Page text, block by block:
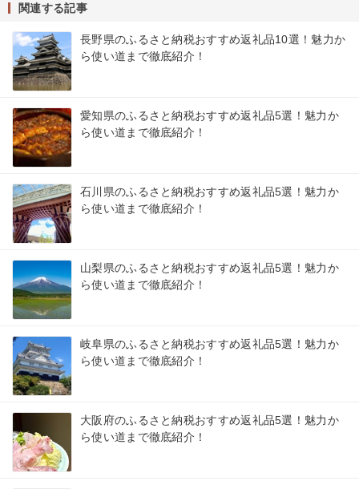
関連する記事
長野県のふるさと納税おすすめ返礼品10選！魅力か
ら使い道まで徹底紹介！
愛知県のふるさと納税おすすめ返礼品5選！魅力か
ら使い道まで徹底紹介！
石川県のふるさと納税おすすめ返礼品5選！魅力か
ら使い道まで徹底紹介！
山梨県のふるさと納税おすすめ返礼品5選！魅力か
ら使い道まで徹底紹介！
岐阜県のふるさと納税おすすめ返礼品5選！魅力か
ら使い道まで徹底紹介！
大阪府のふるさと納税おすすめ返礼品5選！魅力か
ら使い道まで徹底紹介！